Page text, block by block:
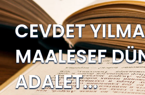
CEVDET
MAALESEF
ADALET...